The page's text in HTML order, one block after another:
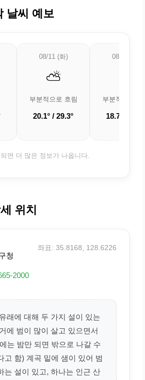
날씨 예보
08/11 (화)
⛅
부분적으로 흐림
20.1° / 29.3°
08/12 (수)
부분적으로 흐
18.7° /
면 더 많은 정보가 나옵니다.
위치
청
2000
좌표: 35.8168, 128.6226
래에 대해 두 가지 설이 있는
에 범이 많이 살고 있으면서
는 밤만 되면 밖으로 나갈 수
고 함) 계곡 밑에 샘이 있어 범
는 설이 있고, 하나는 인근 산